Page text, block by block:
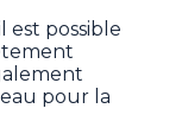
est possible
pour la